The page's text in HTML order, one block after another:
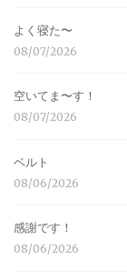
よく寝た〜
08/07/2026
空いてま〜す！
08/07/2026
ベルト
08/06/2026
感謝です！
08/06/2026